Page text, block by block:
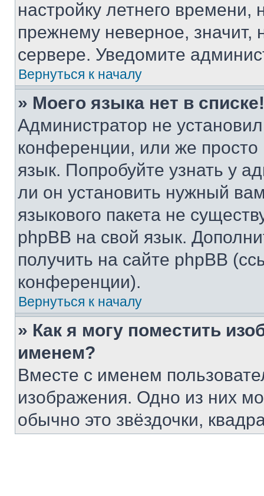
настройку летнего
прежнему неверное, значит,
сервере. Уведомите
Вернуться к началу
» Моего языка нет в списке!
Администратор не
конференции, или же
язык. Попробуйте узнать у
ли он установить нужный
языкового пакета не
phpBB на свой язык.
получить на сайте phpBB
конференции).
Вернуться к началу
» Как я могу поместить
именем?
Вместе с именем
изображения. Одно из них
обычно это звёздочки,